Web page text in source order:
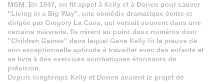
MGM. En 1947, on fit appel à Kelly et à Donen pour sauver
"Living in a Big Way", une comédie dramatique écrite et
dirigée par Gregory La Cava, qui versait souvent dans une
certaine mièvrerie. Ils mirent au point deux numéros dont
"Children Games" dans lequel Gene Kelly fit la preuve de
son exceptionnelle aptitude à travailler avec des enfants et
se livra à des exercices acrobatiques étonnants de
précision.
Depuis longtemps Kelly et Donen avaient le projet de